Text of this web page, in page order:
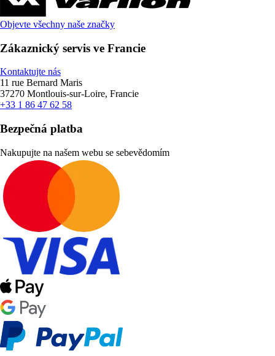
Objevte všechny naše značky
Zákaznický servis ve Francie
Kontaktujte nás
11 rue Bernard Maris
37270 Montlouis-sur-Loire, Francie
+33 1 86 47 62 58
Bezpečná platba
Nakupujte na našem webu se sebevědomím